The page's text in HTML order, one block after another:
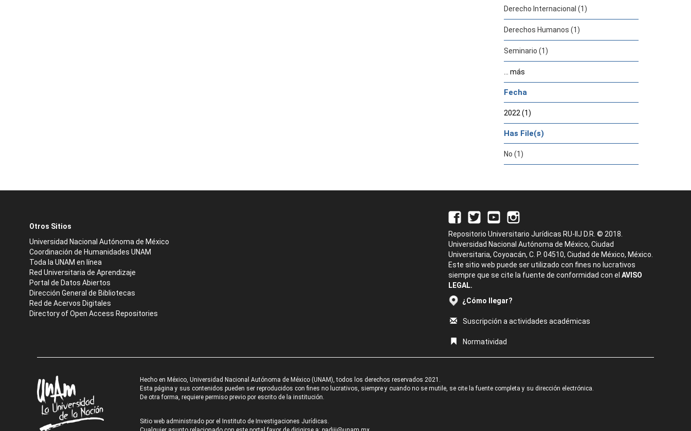
Derecho Internacional (1)
Derechos Humanos (1)
Seminario (1)
... más
Fecha
2022 (1)
Has File(s)
No (1)
Otros Sitios
Universidad Nacional Autónoma de México
Coordinación de Humanidades UNAM
Toda la UNAM en línea
Red Universitaria de Aprendizaje
Portal de Datos Abiertos
Dirección General de Bibliotecas
Red de Acervos Digitales
Directory of Open Access Repositories
Repositorio Universitario Jurídicas RU-IIJ D.R. © 2018.
Universidad Nacional Autónoma de México, Ciudad
Universitaria, Coyoacán, C. P. 04510, Ciudad de México, México.
Este sitio web puede ser utilizado con fines no lucrativos
siempre que se cite la fuente de conformidad con el AVISO
LEGAL.
¿Cómo llegar?
Suscripción a actividades académicas
Normatividad
Hecho en México, Universidad Nacional Autónoma de México (UNAM), todos los derechos reservados 2021.
Esta página y sus contenidos pueden ser reproducidos con fines no lucrativos, siempre y cuando no se mutile, se cite la fuente completa y su dirección electrónica.
De otra forma, requiere permiso previo por escrito de la institución.
Sitio web administrado por el Instituto de Investigaciones Jurídicas.